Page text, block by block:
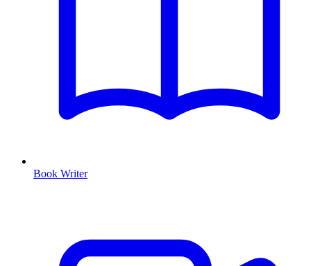
Book Writer